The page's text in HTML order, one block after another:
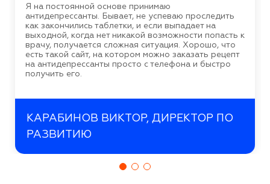
Я на постоянной основе принимаю
антидепрессанты. Бывает, не успеваю проследить
как закончились таблетки, и если выпадает на
выходной, когда нет никакой возможности попасть к
врачу, получается сложная ситуация. Хорошо, что
есть такой сайт, на котором можно заказать рецепт
на антидепрессанты просто с телефона и быстро
получить его.
КАРАБИНОВ ВИКТОР, ДИРЕКТОР ПО
РАЗВИТИЮ